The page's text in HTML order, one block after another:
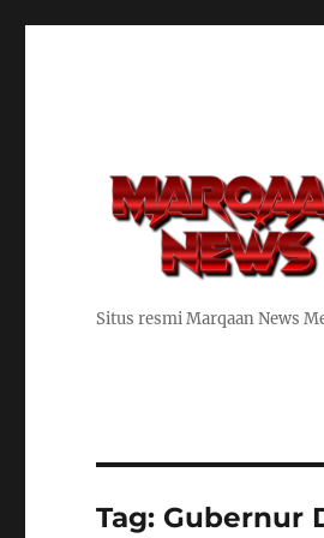
Situs resmi Marqaan News
Tag: Gubernur